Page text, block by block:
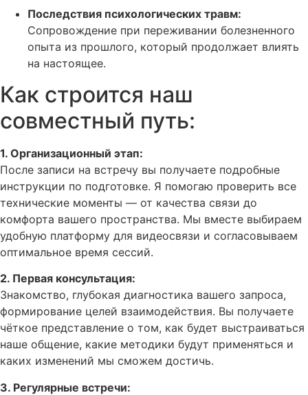
Последствия психологических травм:
Сопровождение при переживании болезненного
опыта из прошлого, который продолжает влиять
на настоящее.
Как строится наш
совместный путь:
1. Организационный этап:
После записи на встречу вы получаете подробные
инструкции по подготовке. Я помогаю проверить все
технические моменты — от качества связи до
комфорта вашего пространства. Мы вместе выбираем
удобную платформу для видеосвязи и согласовываем
оптимальное время сессий.
2. Первая консультация:
Знакомство, глубокая диагностика вашего запроса,
формирование целей взаимодействия. Вы получаете
чёткое представление о том, как будет выстраиваться
наше общение, какие методики будут применяться и
каких изменений мы сможем достичь.
3. Регулярные встречи: